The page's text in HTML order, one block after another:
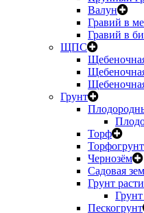
Валун
Гравий в
Гравий в
ЩПС
Грунт
Торф
Торфогрунт
Чернозём
Садовая
Грунт
Пескогрунт